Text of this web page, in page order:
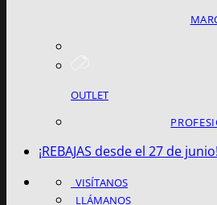
OUTLET
¡REBAJAS desde el 27 de junio!
VISÍTANOS
LLÁMANOS